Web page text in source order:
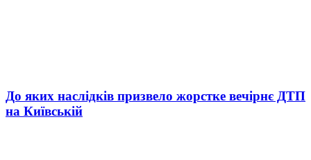
До яких наслідків призвело жорстке вечірнє ДТП
на Київській